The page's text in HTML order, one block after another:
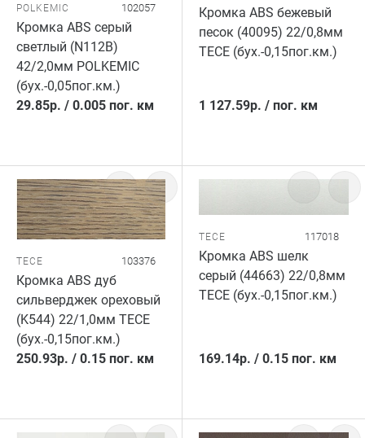
POLKEMIC 102057
Кромка ABS серый
светлый (N112B)
42/2,0мм POLKEMIC
(бух.-0,05пог.км.)
29.85р. / 0.005 пог. км
Кромка ABS бежевый
песок (40095) 22/0,8мм
TECE (бух.-0,15пог.км.)
1 127.59р. / пог. км
TECE 103376
Кромка ABS дуб
сильверджек ореховый
(K544) 22/1,0мм TECE
(бух.-0,15пог.км.)
250.93р. / 0.15 пог. км
TECE 117018
Кромка ABS шелк
серый (44663) 22/0,8мм
TECE (бух.-0,15пог.км.)
169.14р. / 0.15 пог. км